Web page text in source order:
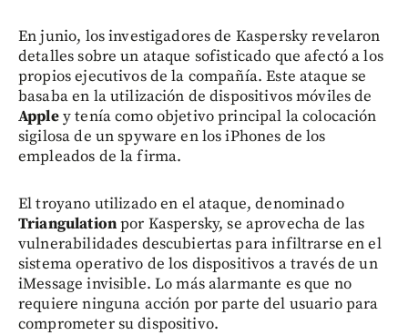
En junio, los investigadores de Kaspersky revelaron
detalles sobre un ataque sofisticado que afectó a los
propios ejecutivos de la compañía. Este ataque se
basaba en la utilización de dispositivos móviles de
Appley tenía como objetivo principal la colocación
sigilosa de un spyware en los iPhones de los
empleados de la firma.
El troyano utilizado en el ataque, denominado
Triangulationpor Kaspersky, se aprovecha de las
vulnerabilidades descubiertas para infiltrarse en el
sistema operativo de los dispositivos a través de un
iMessage invisible. Lo más alarmante es que no
requiere ninguna acción por parte del usuario para
comprometer su dispositivo.